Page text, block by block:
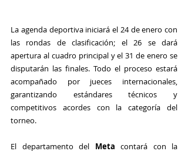
La agenda deportiva iniciará el 24 de enero con
las rondas de clasificación; el 26 se dará
apertura al cuadro principal y el 31 de enero se
disputarán las finales. Todo el proceso estará
acompañado por jueces internacionales,
garantizando estándares técnicos y
competitivos acordes con la categoría del
torneo.
El departamento del Meta contará con la